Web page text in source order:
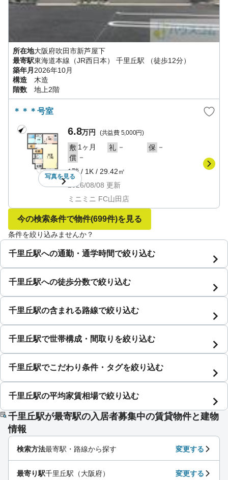
所在地大阪府吹田市新芦屋下
最寄駅東海道本線（JR西日本） 千里丘駅
（徒歩12分）
築年月 2026年10月
構造
木造
階数
地上2階
＊＊＊号室
写真を見る
6.8万円 (共益費 5,000円)
敷 1ヶ月 礼 － 保 －
償 －
1階/ 1K / 29.42㎡
2026/08/08 更新
ミニミニ FC山田店
今の検索条件で物件(699件)を見る
条件を絞り込みませんか？
千里丘駅への通勤・通学時間で絞り込む
千里丘駅への徒歩分数で絞り込む
千里丘駅の含まれる路線で絞り込む
千里丘駅で世帯構成・間取りを絞り込む
千里丘駅でこだわり条件・タグを絞り込む
千里丘駅の平均家賃相場で絞り込む
千里丘駅が最寄駅の入居者募集中の賃貸物件と建物
情報
検索方法最寄駅・路線から探す 変更する
最寄り駅千里丘駅（大阪府） 変更する